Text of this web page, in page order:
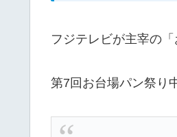
フジテレビが主宰の
第7回お台場パン祭り